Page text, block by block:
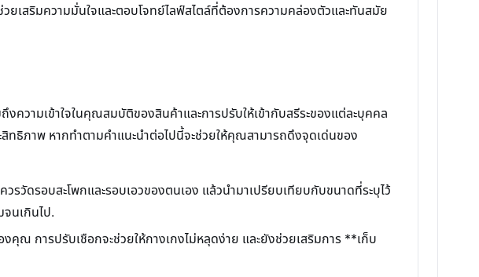
ยเสริมความมั่นใจและตอบโจทย์ไลฟ์สไตล์ที่ต้องการความคล่องตัวและทันสมัย
ความเข้าใจในคุณสมบัติของสินค้าและการปรับให้เข้ากับสรีระของแต่ละบุคคล
ทธิภาพ หากทำตามคำแนะนำต่อไปนี้จะช่วยให้คุณสามารถดึงจุดเด่นของ
วัดรอบสะโพกและรอบเอวของตนเอง แล้วนำมาเปรียบเทียบกับขนาดที่ระบุไว้
นเกินไป.
คุณ การปรับเชือกจะช่วยให้กางเกงไม่หลุดง่าย และยังช่วยเสริมการ **เก็บ